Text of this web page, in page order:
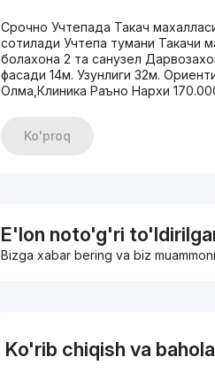
Срочно Учтепада Такач
сотилади Учтепа тумани Такачи
болахона 2 та санузел
фасади 14м. Узунлиги 32м.
Олма,Клиника Раъно Нархи
Ko'proq
E'lon noto'g'ri
Bizga xabar bering va biz
Ko'rib chiqish va